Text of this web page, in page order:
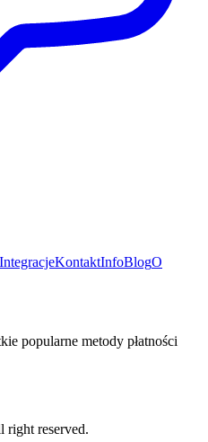
IntegracjeKontaktInfoBlogO
popularne metody płatności
reserved.